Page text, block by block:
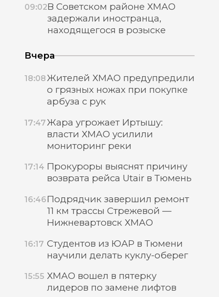
09:02В Советском районе ХМАО
задержали иностранца,
находящегося в розыске
Вчера
18:08Жителей ХМАО предупредили
о грязных ножах при покупке
арбуза с рук
17:47Жара угрожает Иртышу:
власти ХМАО усилили
мониторинг реки
17:14 Прокуроры выяснят причину
возврата рейса Utair в Тюмень
16:46Подрядчик завершил ремонт
11 км трассы Стрежевой —
Нижневартовск ХМАО
16:17 Студентов из ЮАР в Тюмени
научили делать куклу-оберег
15:55 ХМАО вошел в пятерку
лидеров по замене лифтов